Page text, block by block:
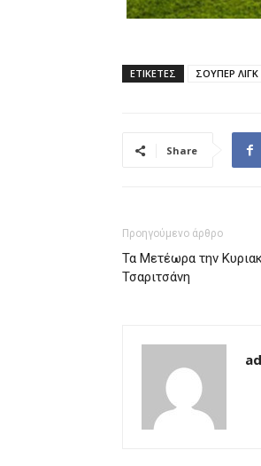
ΕΤΙΚΕΤΕΣ ΣΟΥΠΕΡ ΛΙΓΚ
Share
Προηγούμενο άρθρο
Τα Μετέωρα την
Τσαριτσάνη